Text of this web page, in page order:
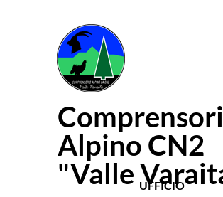
Alpino CN2
"Valle UFFICIO